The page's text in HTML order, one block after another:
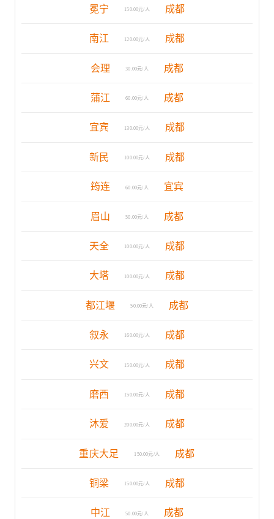
冕宁 150.00元/人 成都
南江 120.00元/人 成都
会理 30.00元/人 成都
蒲江 60.00元/人 成都
宜宾 130.00元/人 成都
新民 100.00元/人 成都
筠连 60.00元/人 宜宾
眉山 50.00元/人 成都
天全 100.00元/人 成都
大塔 100.00元/人 成都
都江堰 50.00元/人 成都
叙永 160.00元/人 成都
兴文 150.00元/人 成都
磨西 150.00元/人 成都
沐爱 200.00元/人 成都
重庆大足 150.00元/人 成都
铜梁 150.00元/人 成都
中江 50.00元/人 成都